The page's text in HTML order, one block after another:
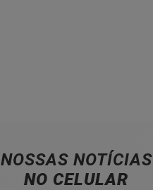
NOSSAS NOTÍCIAS
NO CELULAR